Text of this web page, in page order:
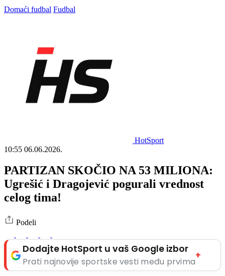
Domaći fudbal Fudbal
HotSport
10:55 06.06.2026.
PARTIZAN SKOČIO NA 53 MILIONA:
Ugrešić i Dragojević pogurali vrednost
celog tima!
Podeli
Dodajte HotSport u vaš Google izbor
Prati najnovije sportske vesti među prvima
+